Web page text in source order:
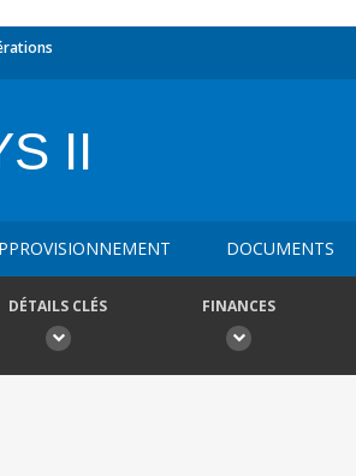
II
DOCUMENTS
DÉTAILS CLÉS FINANCES